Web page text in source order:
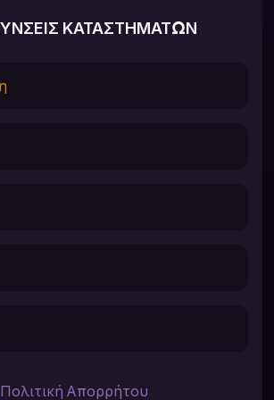
ΚΑΤΑΣΤΗΜΑΤΩΝ
Πολιτική Απορρήτου